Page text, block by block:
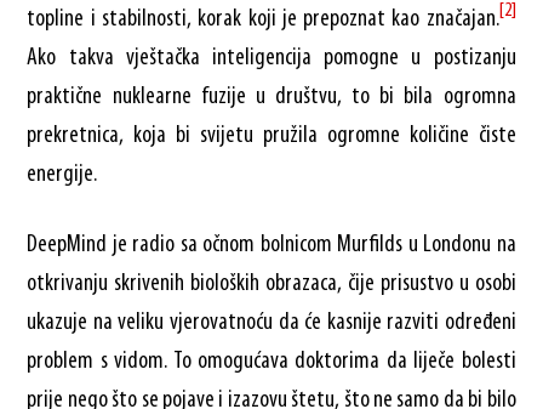
topline i stabilnosti, korak koji je prepoznat kao značajan. [2]
Ako takva vještačka inteligencija pomogne u postizanju
praktične nuklearne fuzije u društvu, to bi bila ogromna
prekretnica, koja bi svijetu pružila ogromne količine čiste
energije.
DeepMind je radio sa očnom bolnicom Murfilds u Londonu na
otkrivanju skrivenih bioloških obrazaca, čije prisustvo u osobi
ukazuje na veliku vjerovatnoću da će kasnije razviti određeni
problem s vidom. To omogućava doktorima da liječe bolesti
prije nego što se pojave i izazovu štetu, što ne samo da bi bilo